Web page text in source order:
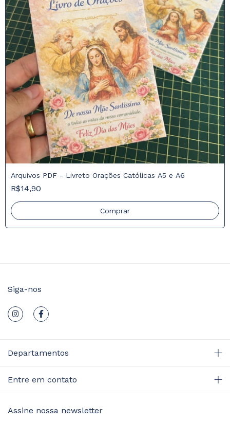
Arquivos PDF - Livreto Orações Católicas A5 e A6
R$14,90
Siga-nos
Departamentos
Entre em contato
Assine nossa newsletter